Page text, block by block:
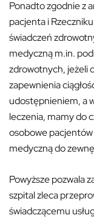
Ponadto zgodnie z
pacjenta i
świadczeń
medyczną m.in.
zdrowotnych, jeżeli
zapewnienia
udostępnieniem, a
leczenia, mamy do
osobowe
medyczną do
Powyższe pozwala
szpital zleca
świadczącemu